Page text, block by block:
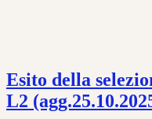
Esito della
L2